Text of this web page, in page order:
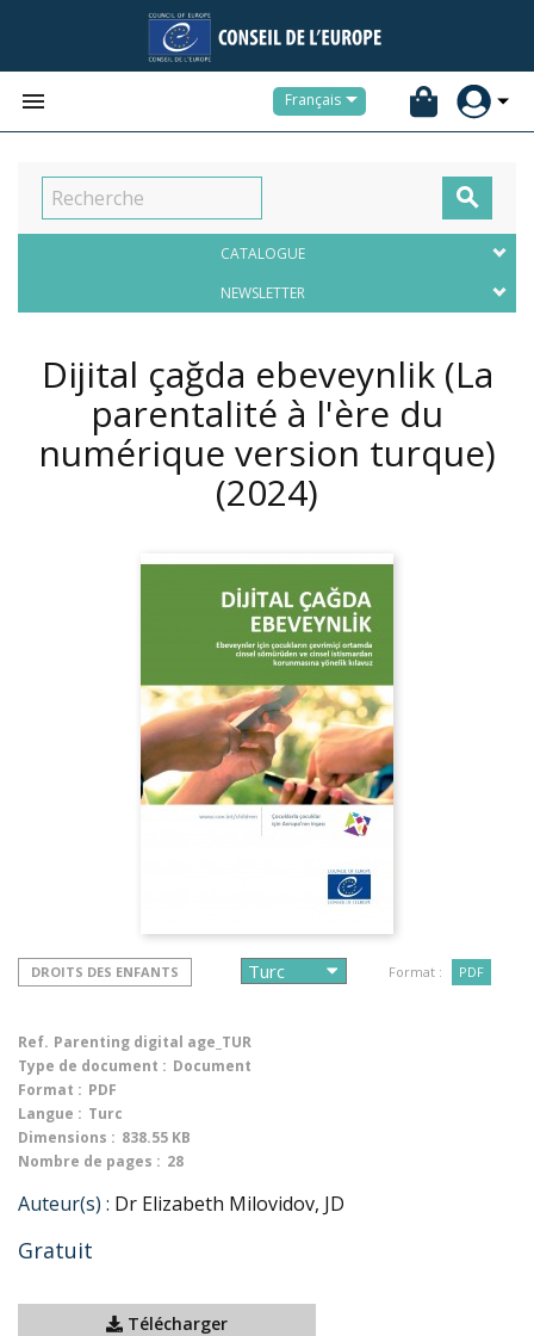
 Français

CATALOGUE
NEWSLETTER
Dijital çağda ebeveynlik (La
parentalité à l'ère du
numérique version turque)
(2024)
DROITS DES ENFANTS Format : PDF
Ref. Parenting digital age_TUR
Type de document : Document
Format : PDF
Langue : Turc
Dimensions : 838.55 KB
Nombre de pages : 28
Auteur(s) : Dr Elizabeth Milovidov, JD
Gratuit
Télécharger